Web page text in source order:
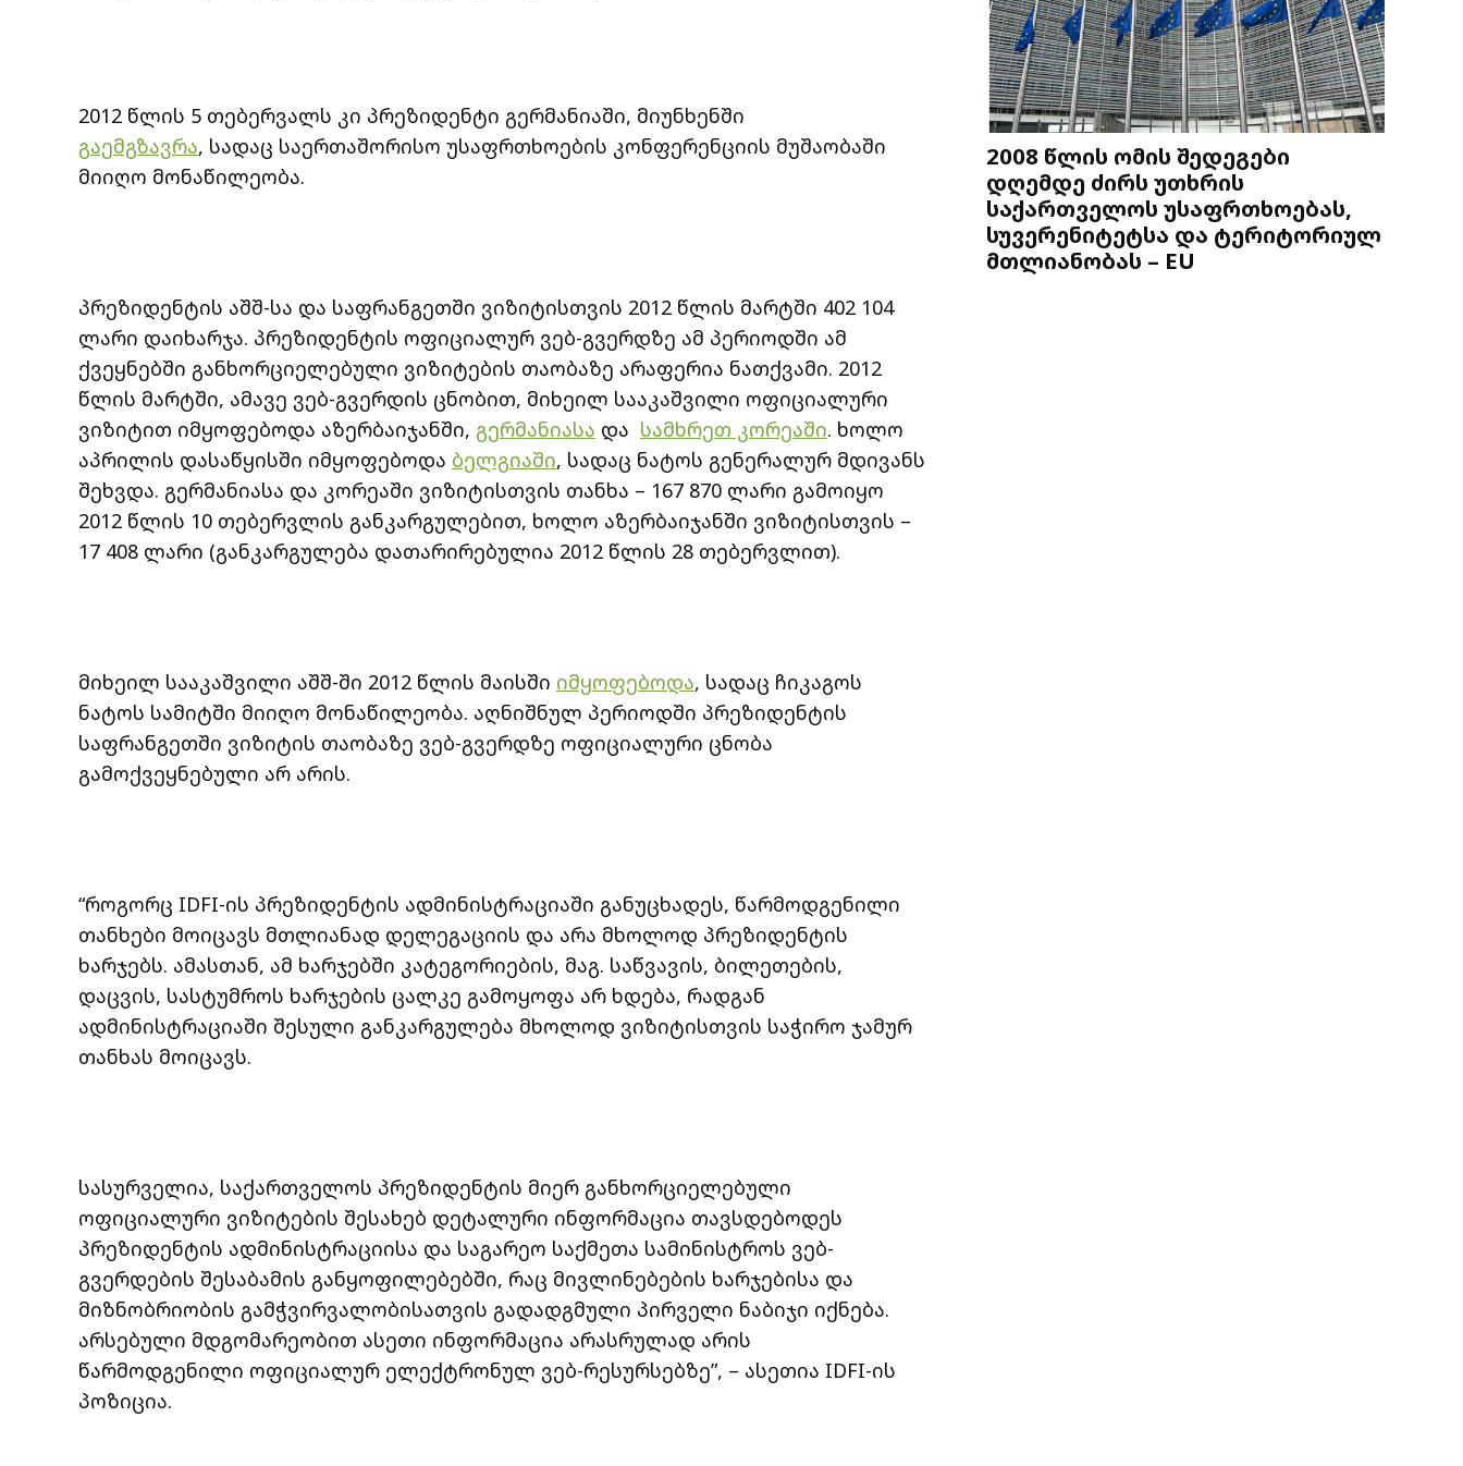
2012 წლის 5 თებერვალს კი პრეზიდენტი გერმანიაში, მიუნხენში
გაემგზავრა, სადაც საერთაშორისო უსაფრთხოების კონფერენციის მუშაობაში
მიიღო მონაწილეობა.
პრეზიდენტის აშშ-სა და საფრანგეთში ვიზიტისთვის 2012 წლის მარტში 402 104
ლარი დაიხარჯა. პრეზიდენტის ოფიციალურ ვებ-გვერდზე ამ პერიოდში ამ
ქვეყნებში განხორციელებული ვიზიტების თაობაზე არაფერია ნათქვამი. 2012
წლის მარტში, ამავე ვებ-გვერდის ცნობით, მიხეილ სააკაშვილი ოფიციალური
ვიზიტით იმყოფებოდა აზერბაიჯანში, გერმანიასა და სამხრეთ კორეაში. ხოლო
აპრილის დასაწყისში იმყოფებოდა ბელგიაში, სადაც ნატოს გენერალურ მდივანს
შეხვდა. გერმანიასა და კორეაში ვიზიტისთვის თანხა – 167 870 ლარი გამოიყო
2012 წლის 10 თებერვლის განკარგულებით, ხოლო აზერბაიჯანში ვიზიტისთვის –
17 408 ლარი (განკარგულება დათარირებულია 2012 წლის 28 თებერვლით).
მიხეილ სააკაშვილი აშშ-ში 2012 წლის მაისში იმყოფებოდა, სადაც ჩიკაგოს
ნატოს სამიტში მიიღო მონაწილეობა. აღნიშნულ პერიოდში პრეზიდენტის
საფრანგეთში ვიზიტის თაობაზე ვებ-გვერდზე ოფიციალური ცნობა
გამოქვეყნებული არ არის.
“როგორც IDFI-ის პრეზიდენტის ადმინისტრაციაში განუცხადეს, წარმოდგენილი
თანხები მოიცავს მთლიანად დელეგაციის და არა მხოლოდ პრეზიდენტის
ხარჯებს. ამასთან, ამ ხარჯებში კატეგორიების, მაგ. საწვავის, ბილეთების,
დაცვის, სასტუმროს ხარჯების ცალკე გამოყოფა არ ხდება, რადგან
ადმინისტრაციაში შესული განკარგულება მხოლოდ ვიზიტისთვის საჭირო ჯამურ
თანხას მოიცავს.
სასურველია, საქართველოს პრეზიდენტის მიერ განხორციელებული
ოფიციალური ვიზიტების შესახებ დეტალური ინფორმაცია თავსდებოდეს
პრეზიდენტის ადმინისტრაციისა და საგარეო საქმეთა სამინისტროს ვებ-
გვერდების შესაბამის განყოფილებებში, რაც მივლინებების ხარჯებისა და
მიზნობრიობის გამჭვირვალობისათვის გადადგმული პირველი ნაბიჯი იქნება.
არსებული მდგომარეობით ასეთი ინფორმაცია არასრულად არის
წარმოდგენილი ოფიციალურ ელექტრონულ ვებ-რესურსებზე”, – ასეთია IDFI-ის
პოზიცია.
2008 წლის ომის შედეგები
დღემდე ძირს უთხრის
საქართველოს უსაფრთხოებას,
სუვერენიტეტსა და ტერიტორიულ
მთლიანობას – EU